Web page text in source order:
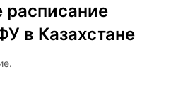
расписание
в Казахстане